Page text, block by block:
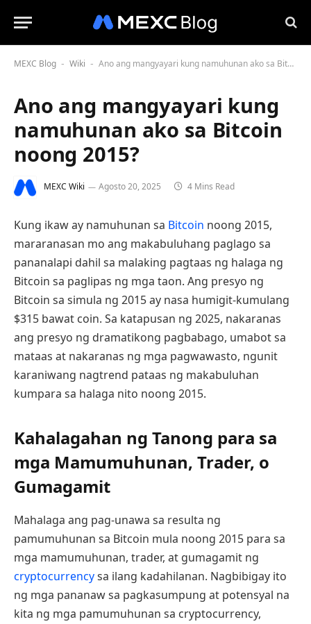
MEXC Blog - Wiki - Ano ang mangyayari kung namuhunan ako sa Bitcoin noong 2015?
Ano ang mangyayari kung
namuhunan ako sa Bitcoin
noong 2015?
MEXC Wiki Agosto 20, 2025 4 Mins Read
Kung ikaw ay namuhunan sa Bitcoin noong 2015,
mararanasan mo ang makabuluhang paglago sa
pananalapi dahil sa malaking pagtaas ng halaga ng
Bitcoin sa paglipas ng mga taon. Ang presyo ng
Bitcoin sa simula ng 2015 ay nasa humigit-kumulang
$315 bawat coin. Sa katapusan ng 2025, nakaranas
ang presyo ng dramatikong pagbabago, umabot sa
mataas at nakaranas ng mga pagwawasto, ngunit
karaniwang nagtrend pataas ng makabuluhan
kumpara sa halaga nito noong 2015.
Kahalagahan ng Tanong para sa
mga Mamumuhunan, Trader, o
Gumagamit
Mahalaga ang pag-unawa sa resulta ng
pamumuhunan sa Bitcoin mula noong 2015 para sa
mga mamumuhunan, trader, at gumagamit ng
cryptocurrencysa ilang kadahilanan. Nagbibigay ito
ng mga pananaw sa pagkasumpung at potensyal na
kita ng mga pamumuhunan sa cryptocurrency,